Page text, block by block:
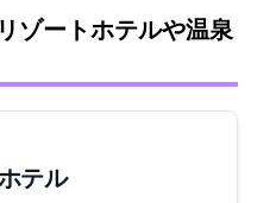
ゾートホテルや温泉
テル